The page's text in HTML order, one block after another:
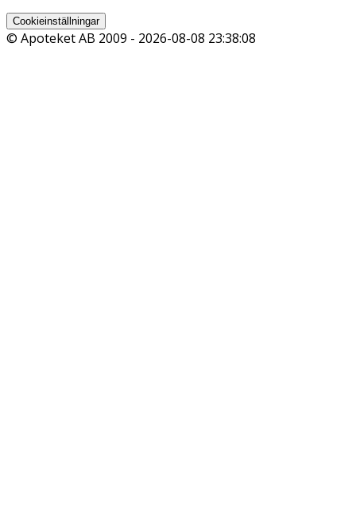
Cookieinställningar
© Apoteket AB 2009 - 2026-08-08 23:38:08